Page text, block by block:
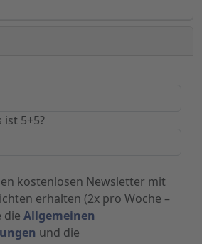
ist 5+5?
kostenlosen Newsletter mit
erhalten (2x pro Woche –
die Allgemeinen
und die